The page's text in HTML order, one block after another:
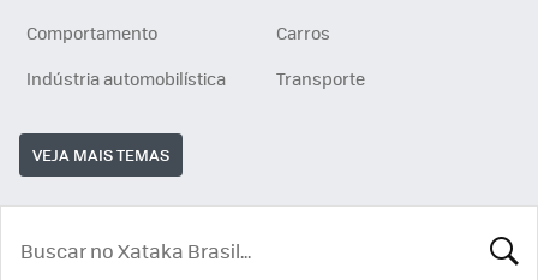
Comportamento
Carros
Indústria automobilística
Transporte
VEJA MAIS TEMAS